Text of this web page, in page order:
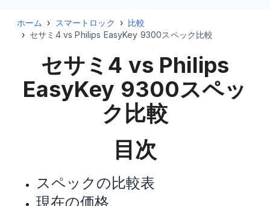
ホーム › スマートロック › 比較
› セサミ4 vs Philips EasyKey 9300スペック比較
セサミ4 vs Philips
EasyKey 9300スペッ
ク比較
目次
スペックの比較表
現在の価格